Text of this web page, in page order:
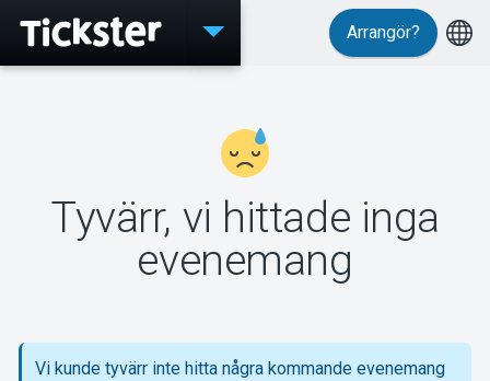
Evenemang
MyTickster
Support
Arrangör?
Tyvärr, vi hittade inga
evenemang
Vi kunde tyvärr inte hitta några kommande evenemang